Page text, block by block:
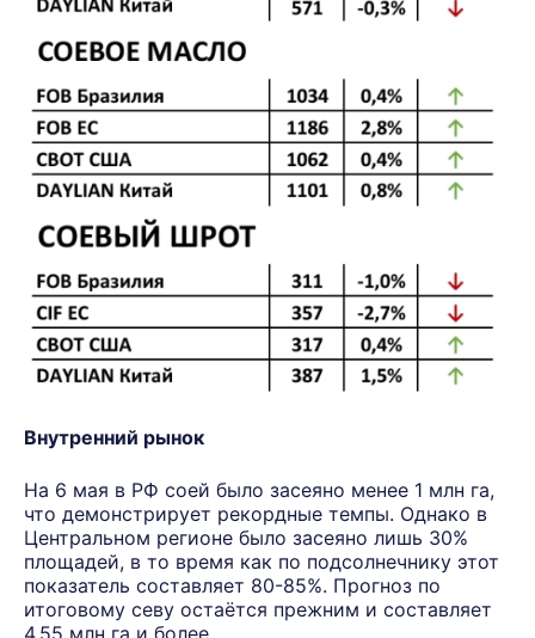
Внутренний рынок
На 6 мая в РФ соей было засеяно менее 1 млн га,
что демонстрирует рекордные темпы. Однако в
Центральном регионе было засеяно лишь 30%
площадей, в то время как по подсолнечнику этот
показатель составляет 80-85%. Прогноз по
итоговому севу остаётся прежним и составляет